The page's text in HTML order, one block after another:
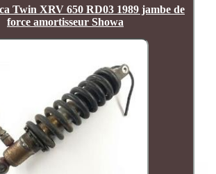
Twin XRV 650 RD03 1989 jambe de
force amortisseur Showa